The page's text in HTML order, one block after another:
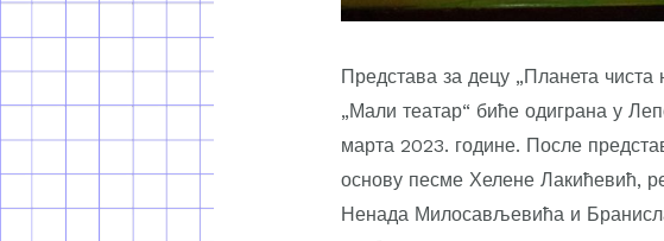
Представа за децу „Планета
„Мали театар“ биће одиграна у
марта 2023. године. После
основу песме Хелене Лакићевић,
Ненада Милосављевића и